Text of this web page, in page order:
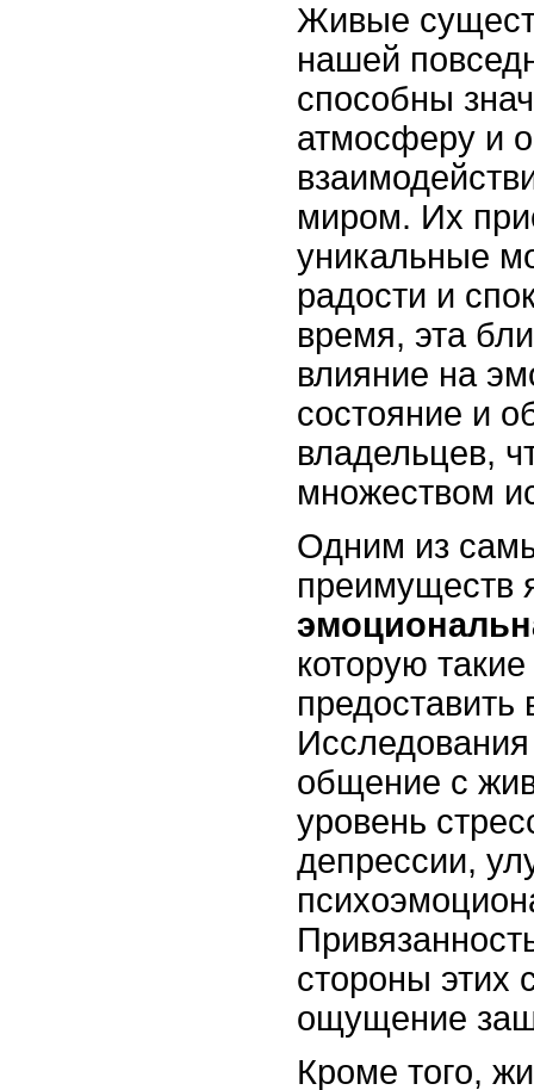
Живые
нашей
способны
атмосферу и
миром. Их
уникальные
радости и
время, эта
влияние на
состояние и
владельцев,
множеством
Одним из
преимуществ
которую
общение с
уровень
депрессии,
стороны этих
ощущение
Кроме того,